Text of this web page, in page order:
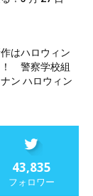
はハロウィン
！ 警察学校組
ン ハロウィン
43,835
フォロワー